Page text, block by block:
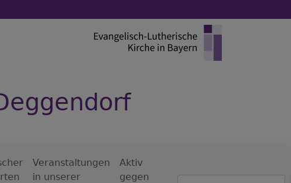
Veranstaltungen
in unserer
Aktiv
gegen